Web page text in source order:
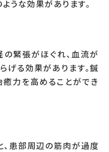
うな効果があります。
緊張がほぐれ、血流が
げる効果があります。鍼
力を高めることができ
患部周辺の筋肉が過度